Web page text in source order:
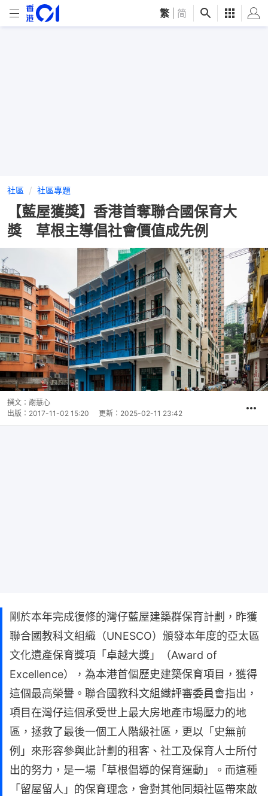
繁 简
社區 社區專題
【藍屋獲獎】香港首奪聯合國保育大
獎 草根主導倡社會價值成先例
撰文： 謝慧心
出版： 2017-11-02 15:20 更新： 2025-02-11 23:42
剛於本年完成復修的灣仔藍屋建築群保育計劃，昨獲
聯合國教科文組織（UNESCO）頒發本年度的亞太區
文化遺產保育獎項「卓越大獎」（Award of
Excellence），為本港首個歷史建築保育項目，獲得
這個最高榮譽。聯合國教科文組織評審委員會指出，
項目在灣仔這個承受世上最大房地產市場壓力的地
區，拯救了最後一個工人階級社區，更以「史無前
例」來形容參與此計劃的租客、社工及保育人士所付
出的努力，是一場「草根倡導的保育運動」。而這種
「留屋留人」的保育理念，會對其他同類社區帶來啟